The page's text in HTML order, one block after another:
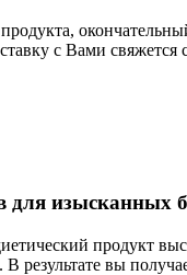
с Вами
для изысканных
продукт
результате вы